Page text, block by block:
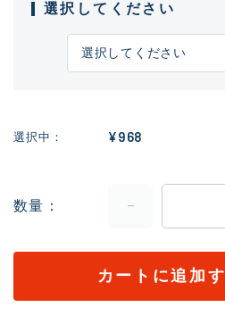
選択してください
選択中 ¥968
数量
カートに追加